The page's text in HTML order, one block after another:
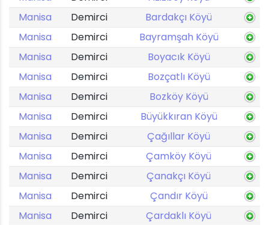
Manisa
Demirci
Bardakçı Köyü
Manisa
Demirci
Bayramşah Köyü
Manisa
Demirci
Boyacık Köyü
Manisa
Demirci
Bozçatlı Köyü
Manisa
Demirci
Bozköy Köyü
Manisa
Demirci
Büyükkıran Köyü
Manisa
Demirci
Çağıllar Köyü
Manisa
Demirci
Çamköy Köyü
Manisa
Demirci
Çanakçı Köyü
Manisa
Demirci
Çandır Köyü
Manisa
Demirci
Çardaklı Köyü